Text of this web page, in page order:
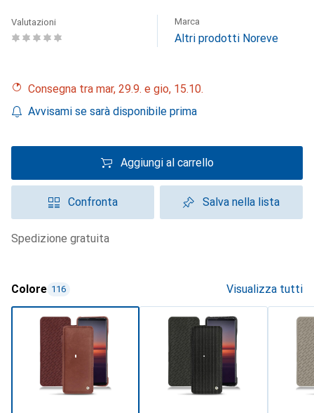
Valutazioni Marca
Altri prodotti Noreve
Consegna tra mar, 29.9. e gio, 15.10.
Avvisami se sarà disponibile prima
Aggiungi al carrello
Confronta Salva nella lista
spedizione gratuita
Colore 116 Visualizza tutti